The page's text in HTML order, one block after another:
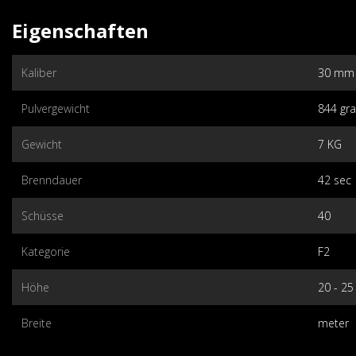
Eigenschaften
Kaliber 30 mm
Pulvergewicht 844
Gewicht 7 KG
Brenndauer 42 sec
Schüsse 40
Kategorie F2
Höhe 20 -
Breite meter